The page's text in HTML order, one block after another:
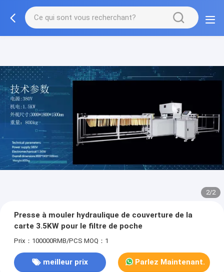
2/2
Presse à mouler hydraulique de couverture de la
carte 3.5KW pour le filtre de poche
Prix：100000RMB/PCS MOQ：1
meilleur prix Parlez Maintenant.